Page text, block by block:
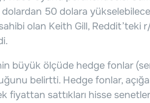
dolardan 50 dolara
sahibi olan Keith Gill,
büyük ölçüde hedge fonlar
belirtti. Hedge fonlar,
fiyattan sattıkları hisse